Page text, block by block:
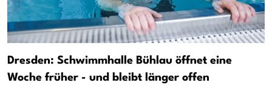
Dresden: Schwimmhalle Bühlau öffnet eine
Woche früher - und bleibt länger offen